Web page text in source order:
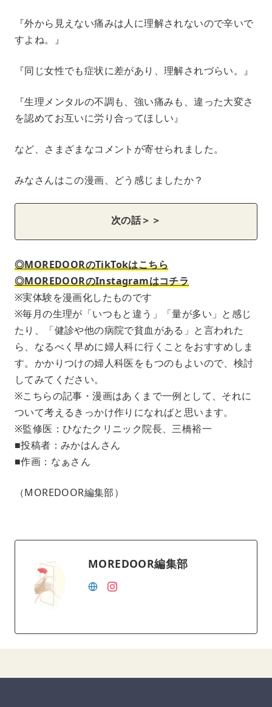
『外から見えない痛みは人に理解されないので辛いで
すよね。』
『同じ女性でも症状に差があり、理解されづらい。』
『生理メンタルの不調も、強い痛みも、違った大変さ
を認めてお互いに労り合ってほしい』
など、さまざまなコメントが寄せられました。
みなさんはこの漫画、どう感じましたか？
次の話＞＞
◎MOREDOORのTikTokはこちら
◎MOREDOORのInstagramはコチラ
※実体験を漫画化したものです
※毎月の生理が「いつもと違う」「量が多い」と感じ
たり、「健診や他の病院で貧血がある」と言われた
ら、なるべく早めに婦人科に行くことをおすすめしま
す。かかりつけの婦人科医をもつのもよいので、検討
してみてください。
※こちらの記事・漫画はあくまで一例として、それに
ついて考えるきっかけ作りになればと思います。
※監修医：ひなたクリニック院長、三橋裕一
■投稿者：みかはんさん
■作画：なぁさん
（MOREDOOR編集部）
MOREDOOR編集部